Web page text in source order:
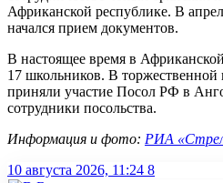
Африканской республике. В
начался прием документов.
В настоящее время в
17 школьников. В торжественной
приняли участие Посол РФ в
сотрудники посольства.
Информация и фото: РИА
10 августа 2026, 11:24 8